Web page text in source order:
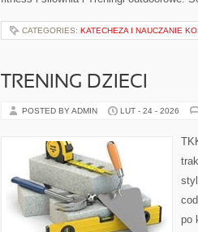
CATEGORIES: KATECHEZA I NAUCZANIE
TRENING DZIECI
POSTED BY ADMIN LUT - 24 - 2026
po